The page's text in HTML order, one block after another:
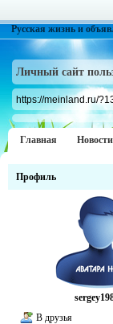
Русская жизнь и
Личный сайт
https://meinland.ru/
Главная Новости
Профиль
В друзья